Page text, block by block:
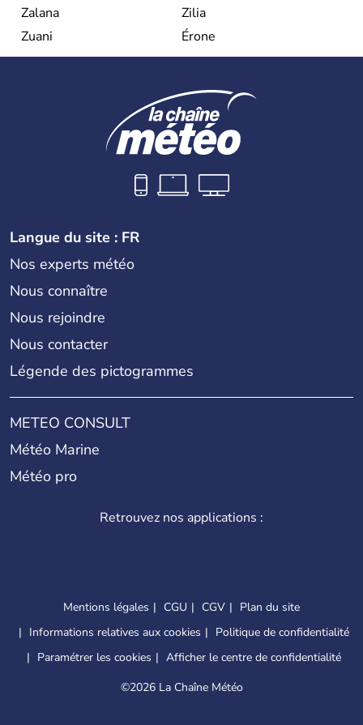
Zalana
Zilia
Zuani
Érone
Langue du site : FR
Nos experts météo
Nous connaître
Nous rejoindre
Nous contacter
Légende des pictogrammes
METEO CONSULT
Météo Marine
Météo pro
Retrouvez nos applications :
Mentions légales CGU CGV
Plan du site
Informations relatives aux cookies
Politique de confidentialité
Paramétrer les cookies
Afficher le centre de confidentialité
©2026 La Chaîne Météo